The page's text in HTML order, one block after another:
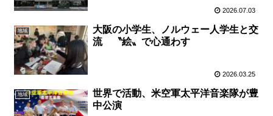
2026.07.03
地域
大阪の小学生、ノルウェー人学生と交
流 〝絵〟で心通わす
2026.03.25
地域
世界で活動、米空軍太平洋音楽隊が豊
中公演